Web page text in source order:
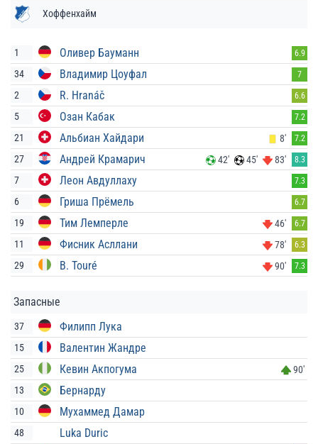
Хоффенхайм
1 Оливер Бауманн 6.9
34 Владимир Цоуфал 7
2 R. Hranáč 6.6
5 Озан Кабак 7.2
21 Альбиан Хайдари 8' 7.2
27 Андрей Крамарич 42' 45' 83' 8.3
7 Леон Авдуллаху 7.3
6 Гриша Прёмель 6.7
19 Тим Лемперле 46' 6.7
11 Фисник Асллани 78' 6.3
29 B. Touré 90' 7.3
Запасные
37 Филипп Лука
15 Валентин Жандре
25 Кевин Акпогума
90'
13
Бернарду
10 Мухаммед Дамар
48 Luka Duric